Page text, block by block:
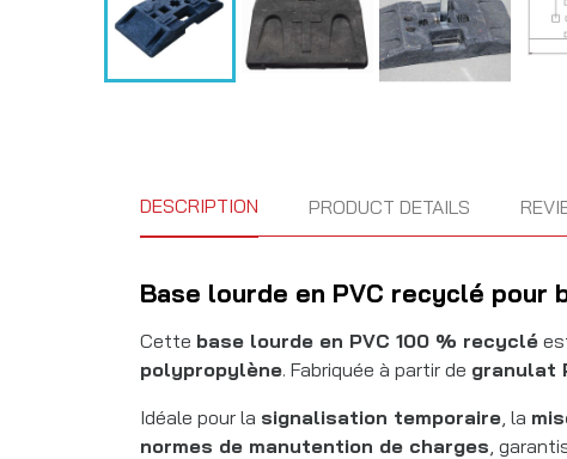
DESCRIPTION PRODUCT DETAILS
Base lourde en PVC recyclé
Cette base lourde en PVC 100 % recyclé
polypropylène. Fabriquée à partir de granulat
Idéale pour la signalisation temporaire , la
normes de manutention de charges ,